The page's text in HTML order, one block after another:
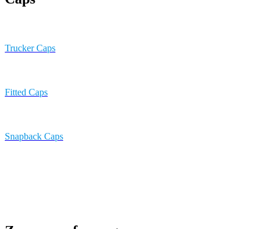
Trucker Caps
Fitted Caps
Snapback Caps